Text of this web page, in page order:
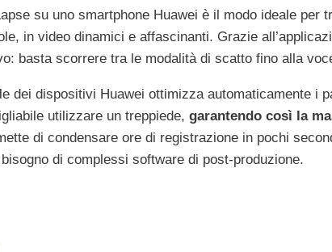
su uno smartphone Huawei è il modo ideale per
in video dinamici e affascinanti. Grazie
basta scorrere tra le modalità di scatto fino alla
dei dispositivi Huawei ottimizza automaticamente i
utilizzare un treppiede, garantendo così la
di condensare ore di registrazione in pochi
di complessi software di post-produzione.